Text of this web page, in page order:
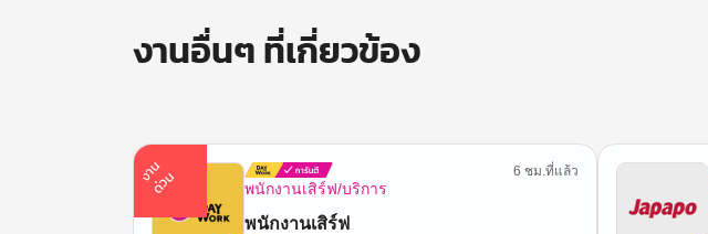
งานอื่นๆ ที่เกี่ยวข้อง
ง
า
น
ด่
ว
น พนักงานเสิร์ฟ/บริการ
6 ชม.ที่แล้ว
พนักงานเสิร์ฟ